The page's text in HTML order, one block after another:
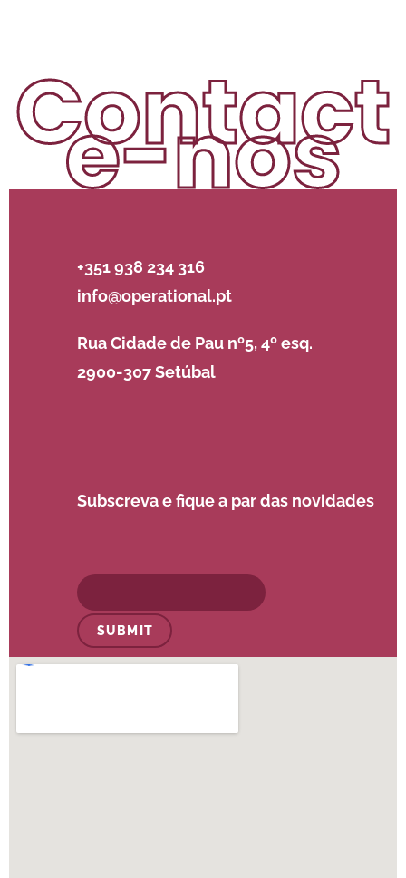
Contact
e-nos
+351 938 234 316
info@operational.pt
Rua Cidade de Pau nº5, 4º esq.
2900-307 Setúbal
Subscreva e fique a par das novidades